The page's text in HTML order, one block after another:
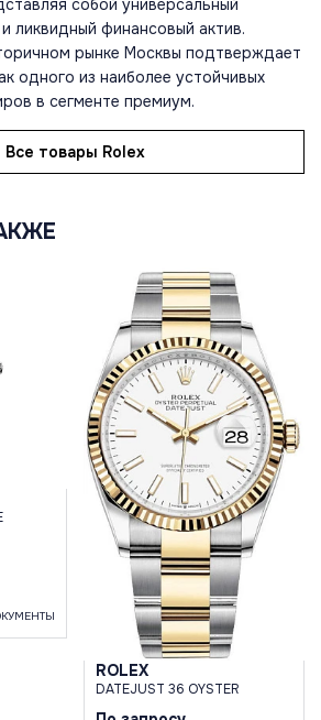
собой универсальный
ликвидный финансовый актив.
рынке Москвы подтверждает
одного из наиболее устойчивых
в сегменте премиум.
Все товары Rolex
ROLEX
DATEJUST 36 OYSTER